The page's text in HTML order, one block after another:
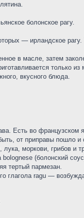
болонское рагу.
— ирландское
в масле, затем
только
вкусного блюда.
Есть во французском
от приправы пошло и
моркови, грибов
(болонский
тертый пармезан.
глагола ragu —